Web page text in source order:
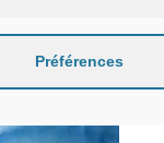
Préférences